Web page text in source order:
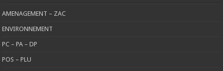
AMENAGEMENT – ZAC
ENVIRONNEMENT
PC – PA – DP
POS – PLU